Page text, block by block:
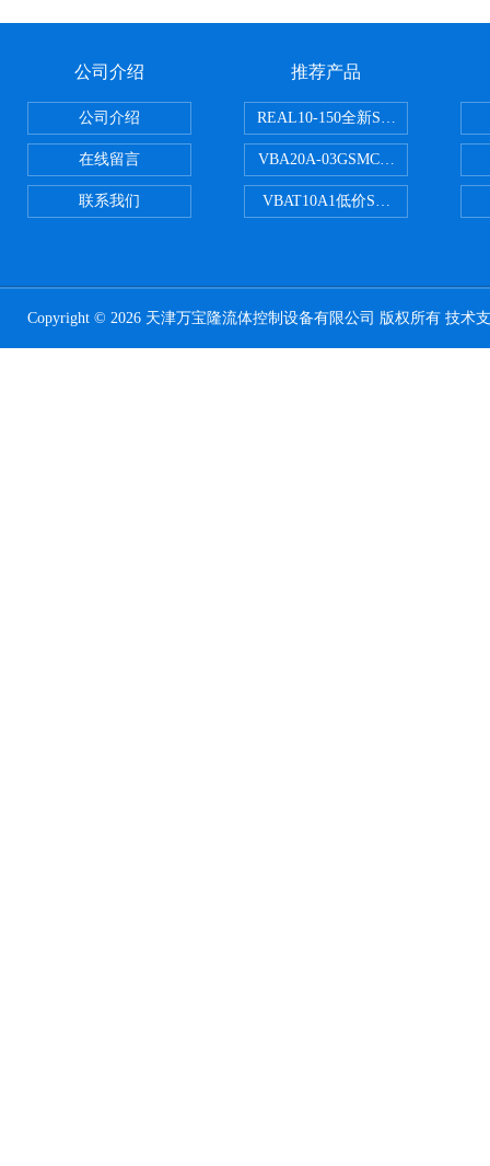
公司介绍
公司介绍
在线留言
联系我们
推荐产品
REAL10-150全新SMC正弦无杆缸
VBA20A-03GSMC增压阀VBA-
VBAT10A1低价SMC储气罐VBAT
Copyright © 2026 天津万宝隆流体控制设备有限公司 版权所有 技术